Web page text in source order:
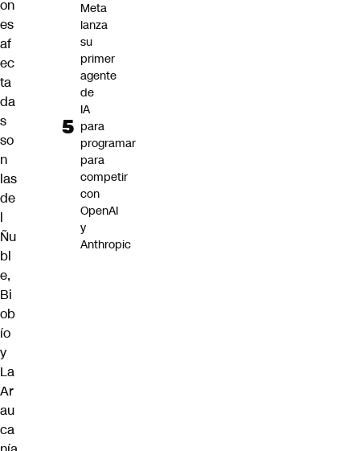
on
es
af
ec
ta
da
s
so
n
las
de
l
Ñu
bl
e,
Bi
ob
ío
y
La
Ar
au
ca
Meta
lanza
su
primer
agente
de
IA
para
programar
para
competir
con
OpenAI
y
Anthropic